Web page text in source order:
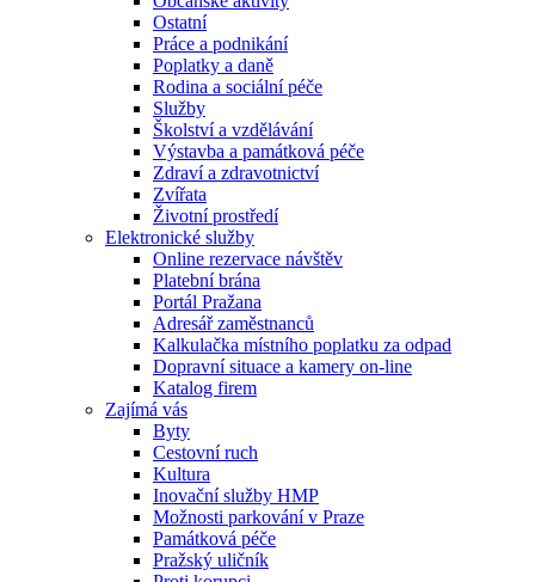
Ostatní
Práce a podnikání
Poplatky a daně
Rodina a sociální péče
Služby
Školství a vzdělávání
Výstavba a památková péče
Zdraví a zdravotnictví
Zvířata
Životní prostředí
Elektronické služby
Online rezervace návštěv
Platební brána
Portál Pražana
Adresář zaměstnanců
Kalkulačka místního poplatku za odpad
Dopravní situace a kamery on-line
Katalog firem
Zajímá vás
Byty
Cestovní ruch
Kultura
Inovační služby HMP
Možnosti parkování v Praze
Památková péče
Pražský uličník